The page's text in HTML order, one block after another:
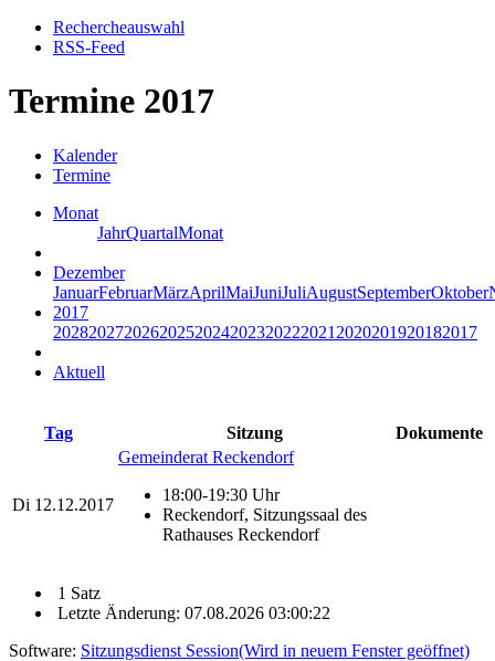
Rechercheauswahl
RSS-Feed
Termine 2017
Kalender
Termine
Monat
JahrQuartalMonat
Dezember
JanuarFebruarMärzAprilMaiJuniJuliAugustSeptemberOktober
2017
20282027202620252024202320222021 2020201920182017
Aktuell
Tag Sitzung Dokumente
Di 12.12.2017
Gemeinderat Reckendorf
18:00-19:30 Uhr
Reckendorf, Sitzungssaal des
Rathauses Reckendorf
1 Satz
Letzte Änderung: 07.08.2026 03:00:22
Software: Sitzungsdienst Session(Wird in neuem Fenster geöffnet)